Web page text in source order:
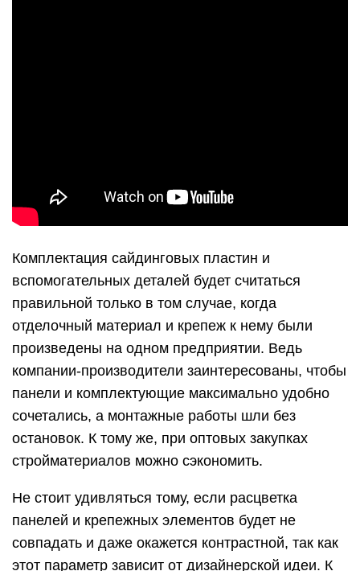
Комплектация сайдинговых пластин и
вспомогательных деталей будет считаться
правильной только в том случае, когда
отделочный материал и крепеж к нему были
произведены на одном предприятии. Ведь
компании-производители заинтересованы, чтобы
панели и комплектующие максимально удобно
сочетались, а монтажные работы шли без
остановок. К тому же, при оптовых закупках
стройматериалов можно сэкономить.
Не стоит удивляться тому, если расцветка
панелей и крепежных элементов будет не
совпадать и даже окажется контрастной, так как
этот параметр зависит от дизайнерской идеи. К